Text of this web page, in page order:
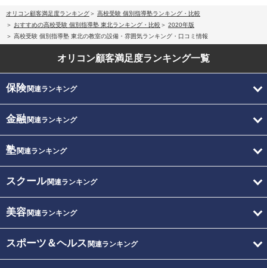
オリコン顧客満足度ランキング
高校受験 個別指導塾ランキング・比較
おすすめの高校受験 個別指導塾 東北ランキング・比較
2020年版
高校受験 個別指導塾 東北の教室の設備・雰囲気ランキング・口コミ情報
オリコン顧客満足度ランキング一覧
保険関連ランキング
金融関連ランキング
塾関連ランキング
スクール関連ランキング
美容関連ランキング
スポーツ＆ヘルス 関連ランキング